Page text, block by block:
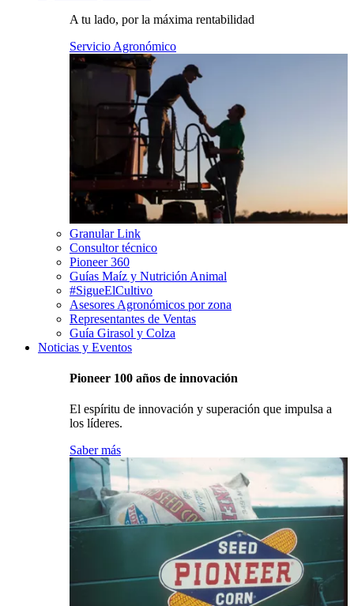
A tu lado, por la máxima rentabilidad
Servicio Agronómico
Granular Link
Consultor técnico
Pioneer 360
Guías Maíz y Nutrición Animal
#SigueElCultivo
Asesores Agronómicos por zona
Representantes de Ventas
Guía Girasol y Colza
Noticias y Eventos
Pioneer 100 años de innovación
El espíritu de innovación y superación que impulsa a
los líderes.
Saber más